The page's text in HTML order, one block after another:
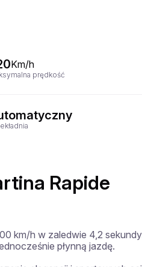
Km/h
prędkość
Rapide
km/h w zaledwie 4,2
płynną jazdę.